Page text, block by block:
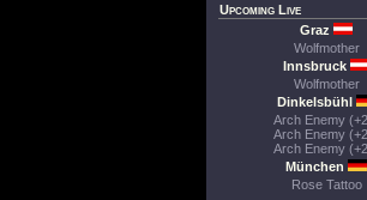
Upcoming Live
Graz
Wolfmother
Innsbruck
Wolfmother
Dinkelsbühl
Arch Enemy
Arch Enemy
Arch Enemy
München
Rose Tattoo